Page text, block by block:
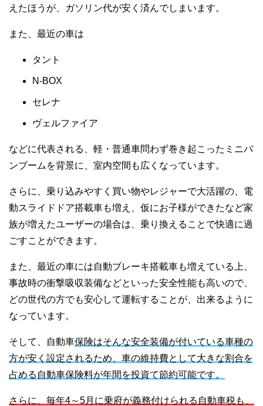
えたほうが、ガソリン代が安く済んでしまいます。
また、最近の車は
タント
N-BOX
セレナ
ヴェルファイア
などに代表される、軽・普通車問わず巻き起こったミニバ
ンブームを背景に、室内空間も広くなっています。
さらに、乗り込みやすく買い物やレジャーで大活躍の、電
動スライドドア搭載車も増え、仮にお子様ができたなど家
族が増えたユーザーの場合は、乗り換えることで快適に過
ごすことができます。
また、最近の車には自動ブレーキ搭載車も増えている上、
事故時の衝撃吸収装備などといった安全性能も高いので、
どの世代の方でも安心して運転することが、出来るように
なっています。
そして、自動車保険はそんな安全装備が付いている車種の
方が安く設定されるため、車の維持費として大きな割合を
占める自動車保険料が年間を投資て節約可能です。
さらに、毎年4～5月に乗府が義務付けられる自動車税も、